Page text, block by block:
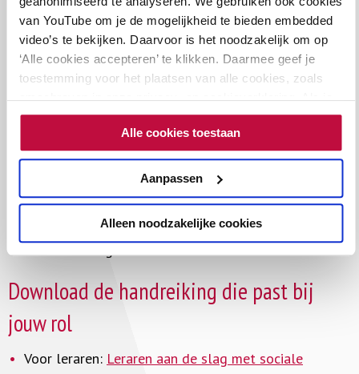
van YouTube om je de mogelijkheid te bieden embedded
video’s te bekijken. Daarvoor is het noodzakelijk om op
‘Alle cookies accepteren’ te klikken. Daarmee geef je
toestemming voor het plaatsen van alle cookies, zoals
omschreven in onze privacy- en cookieverklaring. Als je
niet alle cookies accepteert, dan kun je geen video's
Alle cookies toestaan
Aanpassen
Alleen noodzakelijke cookies
creëren en borgen van een veilige schoolcultuur.
In deze publicatie vinden schoolleiders onder andere:
reflectievragen over het huidige veiligheidsbeleid
aan sociale veiligheid
concrete stappen om structureel te werken aan een
veilig schoolklimaat
De handreiking helpt schoolleiders om beleid, cultuur
en samenwerking binnen het team te versterken.
Download de handreiking die past bij
jouw rol
Voor leraren: Leraren aan de slag met sociale